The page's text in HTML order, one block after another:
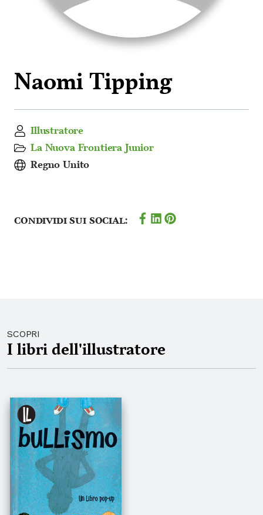
Naomi Tipping
Illustratore
La Nuova Frontiera Junior
Regno Unito
Condividi sui social:
SCOPRI
I libri dell'illustratore